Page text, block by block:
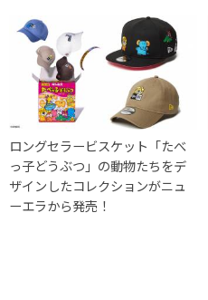
ロングセラービスケット「たべ
っ子どうぶつ」の動物たちをデ
ザインしたコレクションがニュ
ーエラから発売！